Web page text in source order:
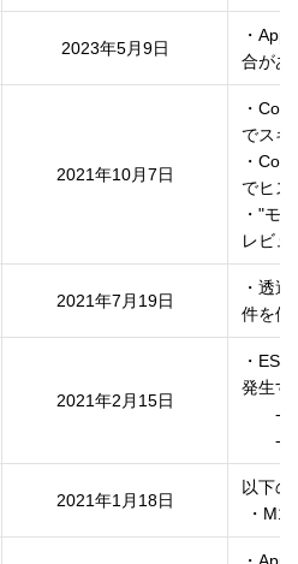
2023年5月9日
・
合があ
2021年10月7日
・
でスキ
・
でヒス
・"モ
レビ
2021年7月19日
・透
件を修
2021年2月15日
・
発生す
- ネ
-
2021年1月18日
以下の
・M1